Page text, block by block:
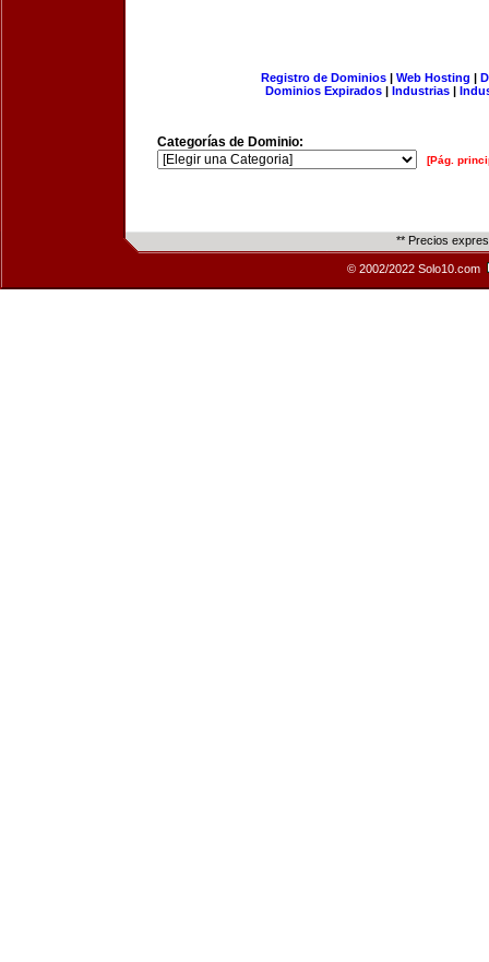
Registro de Dominios| Web Hosting |
Dominios Expirados | Industrias |
Categorías de Dominio:
[Pág.
** Precios
© 2002/2022 Solo10.com